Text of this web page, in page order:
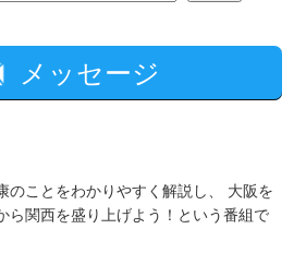
メッセージ
のことをわかりやすく解説し、 大阪を
ら関西を盛り上げよう！という番組で